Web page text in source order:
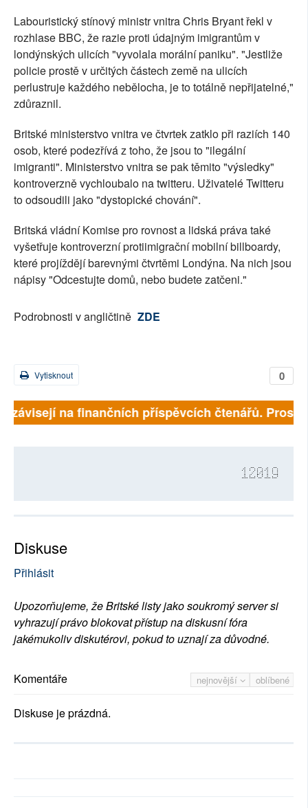
Labouristický stínový ministr vnitra Chris Bryant řekl v
rozhlase BBC, že razie proti údajným imigrantům v
londýnských ulicích "vyvolala morální paniku". "Jestliže
policie prostě v určitých částech země na ulicích
perlustruje každého nebělocha, je to totálně nepřijatelné,"
zdůraznil.
Britské ministerstvo vnitra ve čtvrtek zatklo při raziích 140
osob, které podezřívá z toho, že jsou to "ilegální
imigranti". Ministerstvo vnitra se pak těmito "výsledky"
kontroverzně vychloubalo na twitteru. Uživatelé Twitteru
to odsoudili jako "dystopické chování".
Britská vládní Komise pro rovnost a lidská práva také
vyšetřuje kontroverzní protiimigrační mobilní billboardy,
které projíždějí barevnými čtvrtěmi Londýna. Na nich jsou
nápisy "Odcestujte domů, nebo budete zatčeni."
Podrobnosti v angličtině ZDE
0
Vytisknout
na finančních příspěvcích čtenářů.
12019
Diskuse
Přihlásit
Upozorňujeme, že Britské listy jako soukromý server si
vyhrazují právo blokovat přístup na diskusní fóra
jakémukoliv diskutérovi, pokud to uznají za důvodné.
nejnovější oblíbené
Komentáře
Diskuse je prázdná.